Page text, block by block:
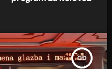
insert_link